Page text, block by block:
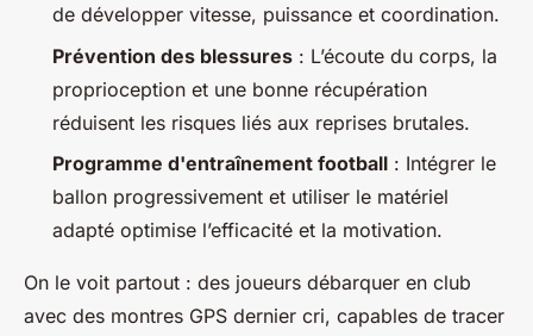
de développer vitesse, puissance et coordination.
Prévention des blessures : L’écoute du corps, la
proprioception et une bonne récupération
réduisent les risques liés aux reprises brutales.
Programme d'entraînement football : Intégrer le
ballon progressivement et utiliser le matériel
adapté optimise l’efficacité et la motivation.
On le voit partout : des joueurs débarquer en club
avec des montres GPS dernier cri, capables de tracer